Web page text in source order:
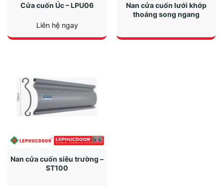
Cửa cuốn Úc – LPU06
Liên hệ ngay
Nan cửa cuốn lưới khớp
thoáng song ngang
Nan cửa cuốn siêu trường –
ST100